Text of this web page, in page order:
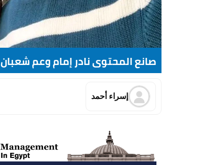
صانع المحتوى نادر إمام وعم شعبان
إسراء أحمد